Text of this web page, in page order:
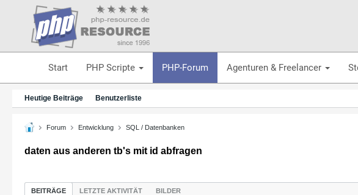
Start PHP Scripte PHP-Forum Agenturen & Freelancer
Heutige Beiträge Benutzerliste
Forum Entwicklung SQL / Datenbanken
daten aus anderen tb's mit id abfragen
BEITRÄGE LETZTE AKTIVITÄT BILDER